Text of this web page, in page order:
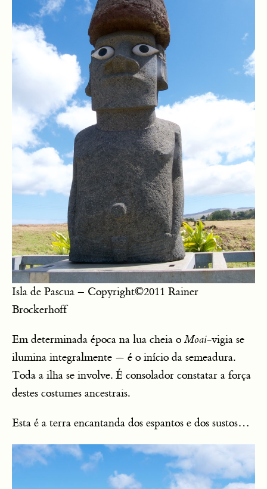
Isla de Pascua – Copyright©2011 Rainer
Brockerhoff
Em determinada época na lua cheia o Moai-vigia se
ilumina integralmente — é o início da semeadura.
Toda a ilha se involve. É consolador constatar a força
destes costumes ancestrais.
Esta é a terra encantanda dos espantos e dos sustos…